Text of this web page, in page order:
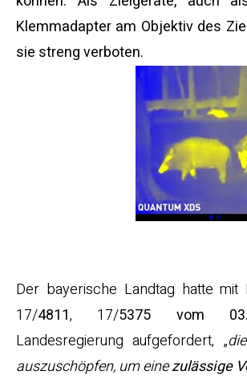
Klemmadapter am Objektiv des
sie streng verboten.
Der bayerische Landtag hatte mit
17/4811, 17/5375 vom
Landesregierung aufgefordert, „
auszuschöpfen, um einezulässige